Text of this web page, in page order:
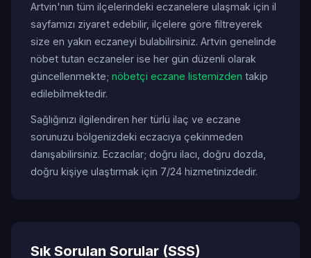
Artvin'nın tüm ilçelerindeki eczanelere ulaşmak için il
sayfamızı ziyaret edebilir, ilçelere göre filtreyerek
size en yakın eczaneyi bulabilirsiniz. Artvin genelinde
nöbet tutan eczaneler ise her gün düzenli olarak
güncellenmekte; nöbetçi eczane listemizden takip
edilebilmektedir.
Sağlığınızı ilgilendiren her türlü ilaç ve eczane
sorunuzu bölgenizdeki eczacıya çekinmeden
danışabilirsiniz. Eczacılar; doğru ilacı, doğru dozda,
doğru kişiye ulaştırmak için 7/24 hizmetinizdedir.
Sık Sorulan Sorular (SSS)